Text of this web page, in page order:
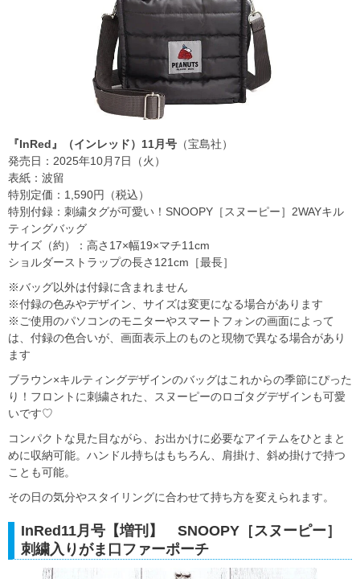
『InRed』（インレッド）11月号 （宝島社）
発売日：2025年10月7日（火）
表紙：波留
特別定価：1,590円（税込）
特別付録：刺繍タグが可愛い！SNOOPY［スヌーピー］2WAYキル
ティングバッグ
サイズ（約）：高さ17×幅19×マチ11cm
ショルダーストラップの長さ121cm［最長］
※バッグ以外は付録に含まれません
※付録の色みやデザイン、サイズは変更になる場合があります
※ご使用のパソコンのモニターやスマートフォンの画面によって
は、付録の色合いが、画面表示上のものと現物で異なる場合があり
ます
ブラウン×キルティングデザインのバッグはこれからの季節にぴった
り！フロントに刺繍された、スヌーピーのロゴタグデザインも可愛
いです♡
コンパクトな見た目ながら、お出かけに必要なアイテムをひとまと
めに収納可能。ハンドル持ちはもちろん、肩掛け、斜め掛けで持つ
ことも可能。
その日の気分やスタイリングに合わせて持ち方を変えられます。
InRed11月号【増刊】 SNOOPY［スヌーピー］
刺繍入りがま口ファーポーチ